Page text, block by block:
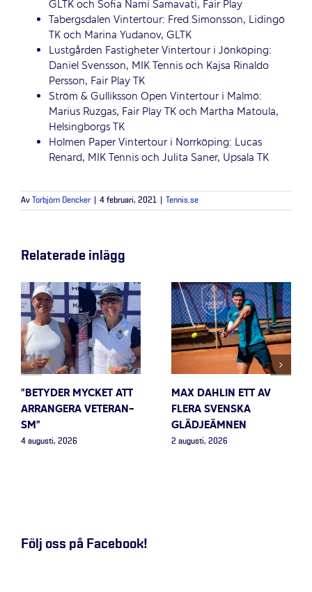
GLTK och Sofia Nami Samavati, Fair Play
Tabergsdalen Vintertour: Fred Simonsson, Lidingö
TK och Marina Yudanov, GLTK
Lustgården Fastigheter Vintertour i Jönköping:
Daniel Svensson, MIK Tennis och Kajsa Rinaldo
Persson, Fair Play TK
Ström & Gulliksson Open Vintertouri Malmö:
Marius Ruzgas, Fair Play TK och Martha Matoula,
Helsingborgs TK
Holmen Paper Vintertour i Norrköping: Lucas
Renard, MIK Tennis och Julita Saner, Upsala TK
Av Torbjörn Dencker 4 februari, 2021 Tennis.se
Relaterade inlägg
”BETYDER MYCKET ATT
ARRANGERA VETERAN-
SM”
4 augusti, 2026
MAX DAHLIN ETT AV
FLERA SVENSKA
GLÄDJEÄMNEN
2 augusti, 2026
Följ oss på Facebook!